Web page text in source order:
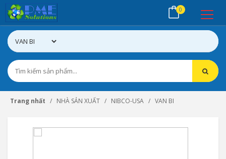
0
Trang nhất NHÀ SẢN XUẤT NIBCO-USA VAN BI